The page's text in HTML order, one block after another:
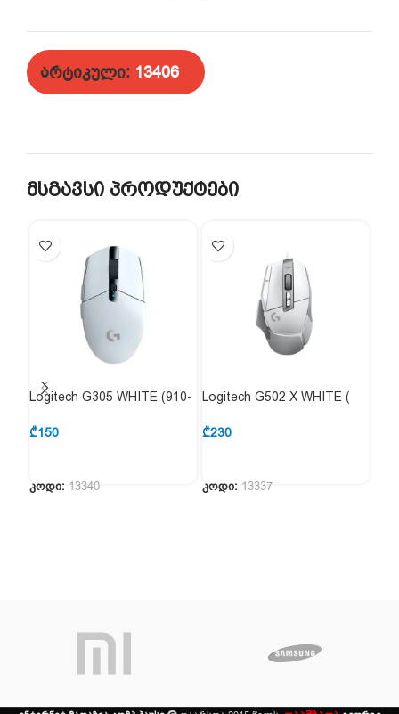
არტიკული: 13406
მსგავსი პროდუქტები
Logitech G305 WHITE (910-
₾150
კოდი: 13340
Logitech G502 X WHITE (
₾230
კოდი: 13337